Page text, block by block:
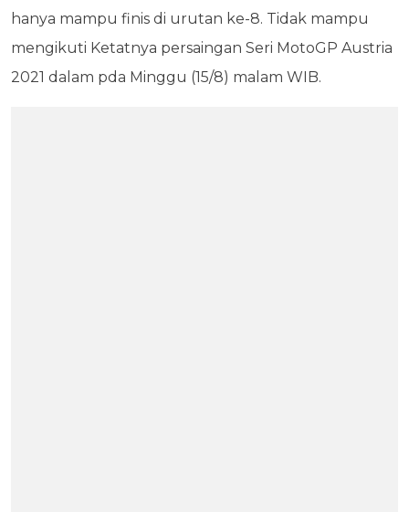
hanya mampu finis di urutan ke-8. Tidak mampu
mengikuti Ketatnya persaingan Seri MotoGP Austria
2021 dalam pda Minggu (15/8) malam WIB.